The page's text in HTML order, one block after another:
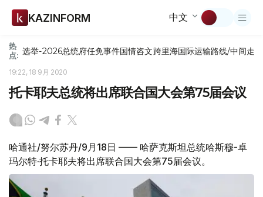
KAZINFORM 中文
热
点: 选举-2026总统府任免事件国情咨文跨里海国际运输路线/中间走廊
19:22, 18 9月 2020
托卡耶夫总统将出席联合国大会第75届会议
哈通社/努尔苏丹/9月18日 —— 哈萨克斯坦总统哈斯穆-卓
玛尔特·托卡耶夫将出席联合国大会第75届会议。